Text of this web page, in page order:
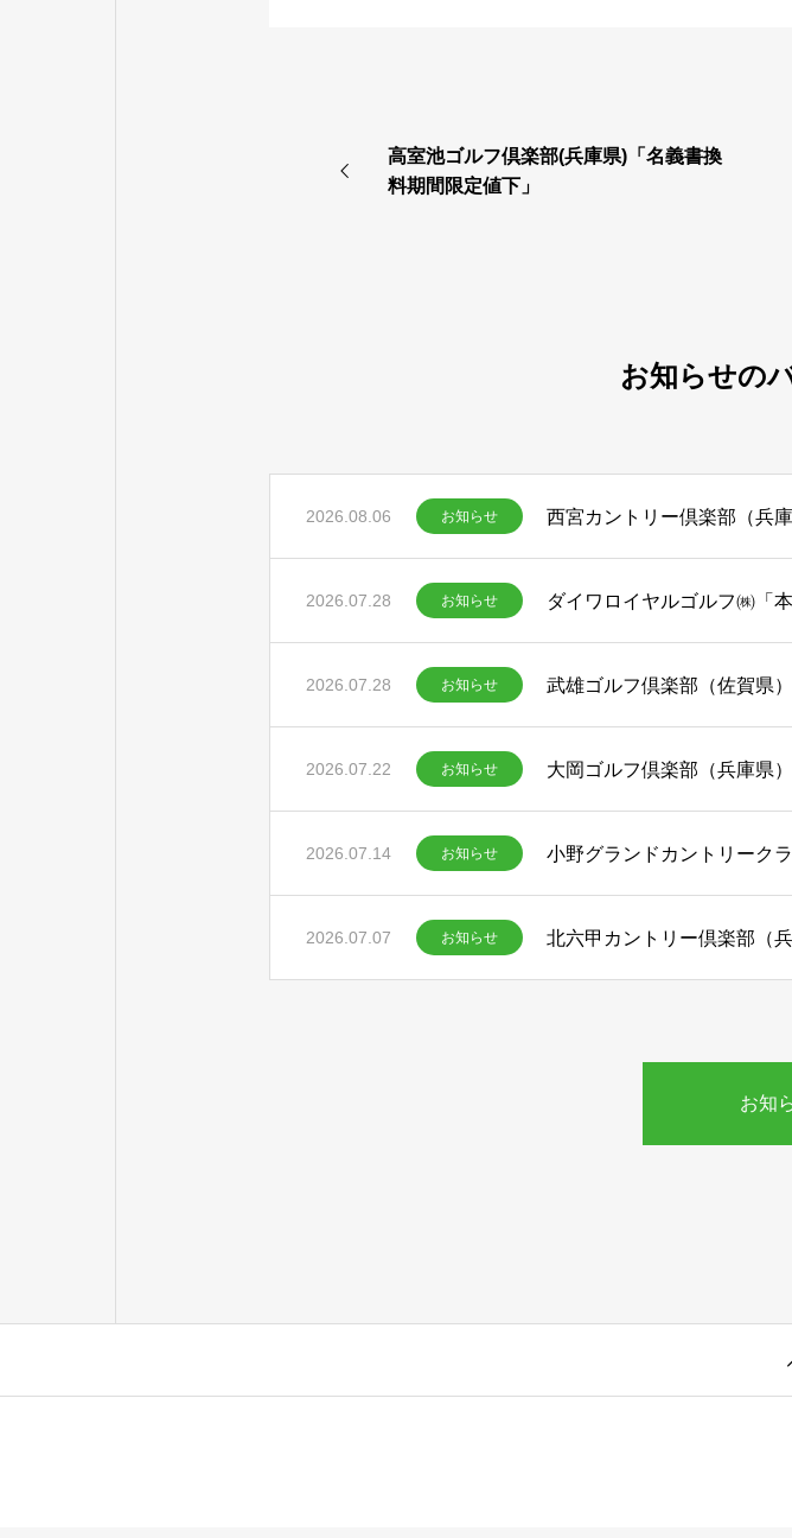
高室池ゴルフ倶楽部(兵庫県)「名義書換
料期間限定値下」
お知らせの
2026.08.06 お知らせ 西宮カントリー倶楽部（兵
2026.07.28 お知らせ ダイワロイヤルゴルフ㈱「本
2026.07.28 お知らせ 武雄ゴルフ倶楽部（佐賀県
2026.07.22 お知らせ 大岡ゴルフ倶楽部（兵庫県
2026.07.14 お知らせ
2026.07.07 お知らせ
お知